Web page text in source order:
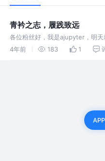
青衿之志，履践致远
各位粉丝好，我是ajupyter，明
乐。这篇博客记录一下一年来我
4年前 183 1